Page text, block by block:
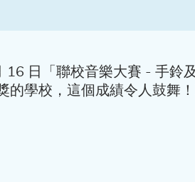
日「聯校音樂大賽 - 手鈴
學校，這個成績令人鼓舞！